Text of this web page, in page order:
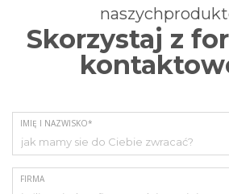
Skorzystaj z
IMIĘ I NAZWISKO*
FIRMA